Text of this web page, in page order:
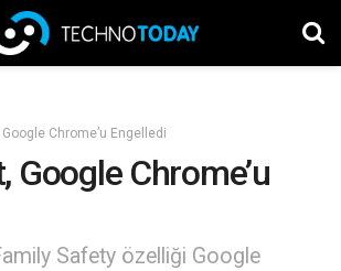
Chrome’u Engelledi
Google Chrome’u
Safety özelliği Google